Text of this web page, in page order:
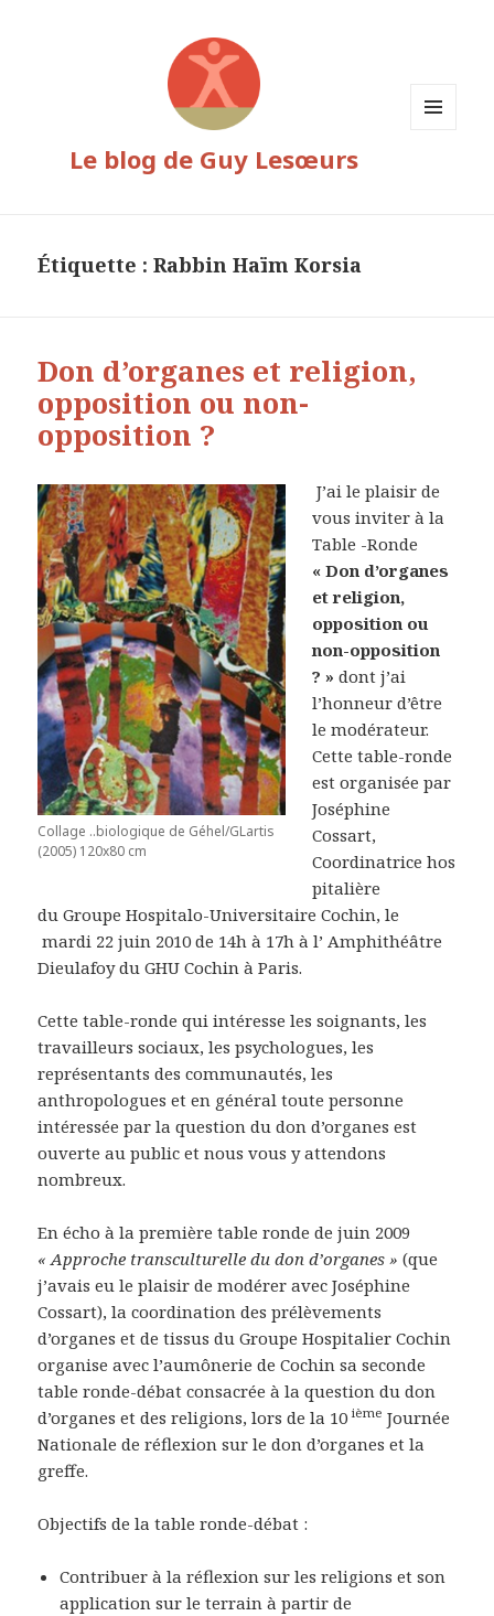
Le blog de Guy Lesœurs
Étiquette :Rabbin Haïm Korsia
Don d’organes et religion,
opposition ou non-
opposition ?
Collage ..biologique de Géhel/GLartis
(2005) 120x80 cm
J’ai le plaisir de
vous inviter à la
Table -Ronde
« Don d’organes
et religion,
opposition ou
non-opposition
? » dont j’ai
l’honneur d’être
le modérateur.
Cette table-ronde
est organisée par
Joséphine
Cossart,
Coordinatrice hos
pitalière
du Groupe Hospitalo-Universitaire Cochin, le
mardi 22 juin 2010 de 14h à 17h à l’ Amphithéâtre
Dieulafoy du GHU Cochin à Paris.
Cette table-ronde qui intéresse les soignants, les
travailleurs sociaux, les psychologues, les
représentants des communautés, les
anthropologues et en général toute personne
intéressée par la question du don d’organes est
ouverte au public et nous vous y attendons
nombreux.
En écho à la première table ronde de juin 2009
« Approche transculturelle du don d’organes »(que
j’avais eu le plaisir de modérer avec Joséphine
Cossart), la coordination des prélèvements
d’organes et de tissus du Groupe Hospitalier Cochin
organise avec l’aumônerie de Cochin sa seconde
table ronde-débat consacrée à la question du don
d’organes et des religions, lors de la 10ième Journée
Nationale de réflexion sur le don d’organes et la
greffe.
Objectifs de la table ronde-débat :
Contribuer à la réflexion sur les religions et son
application sur le terrain à partir de